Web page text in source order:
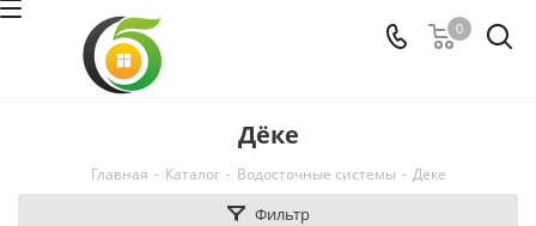
0
Дёке
Главная - Каталог - Водосточные системы - Дёке
Фильтр